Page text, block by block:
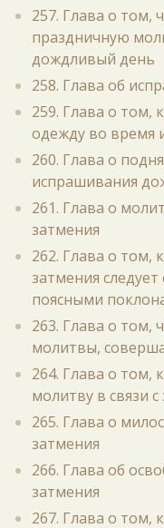
257. Глава о том,
праздничную
дождливый день
258. Глава об
259. Глава о том,
одежду во время
260. Глава о
испрашивания
261. Глава о
затмения
262. Глава о том,
затмения
поясными
263. Глава о том,
молитвы,
264. Глава о том,
молитву в связи
265. Глава о
затмения
266. Глава об
затмения
267. Глава о том,